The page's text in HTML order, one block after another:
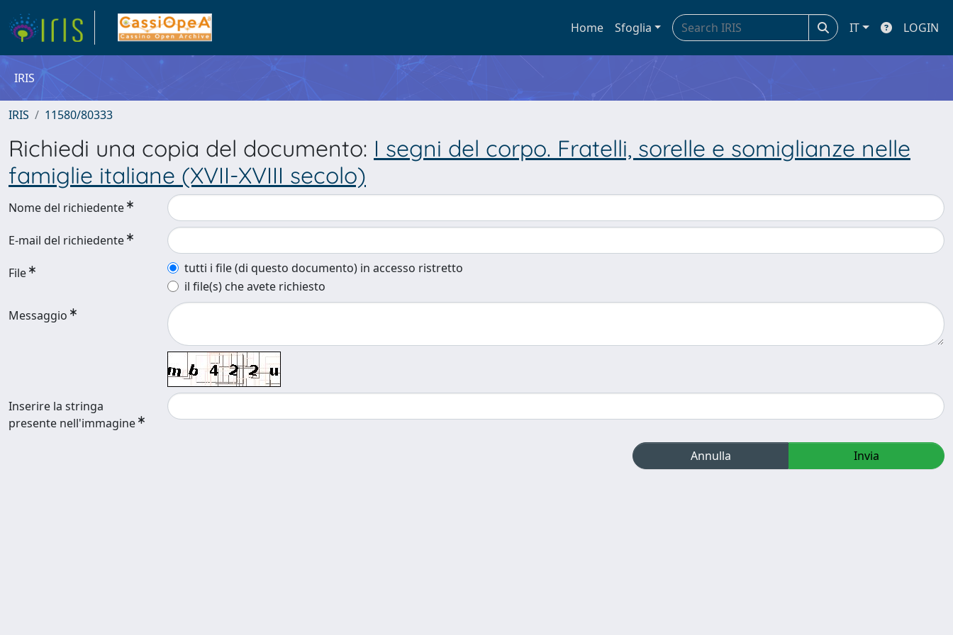
Home Sfoglia IT LOGIN
IRIS
IRIS 11580/80333
Richiedi una copia del documento: I segni del corpo. Fratelli, sorelle e somiglianze nelle
famiglie italiane (XVII-XVIII secolo)
Nome del richiedente
E-mail del richiedente
File
tutti i file (di questo documento) in accesso ristretto
il file(s) che avete richiesto
Messaggio
Inserire la stringa
presente nell'immagine
Annulla Invia